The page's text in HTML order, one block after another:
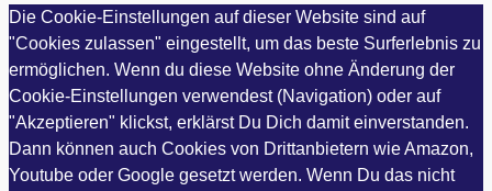
Die Cookie-Einstellungen auf dieser Website sind auf
"Cookies zulassen" eingestellt, um das beste Surferlebnis zu
ermöglichen. Wenn du diese Website ohne Änderung der
Cookie-Einstellungen verwendest (Navigation) oder auf
"Akzeptieren" klickst, erklärst Du Dich damit einverstanden.
Dann können auch Cookies von Drittanbietern wie Amazon,
Youtube oder Google gesetzt werden. Wenn Du das nicht